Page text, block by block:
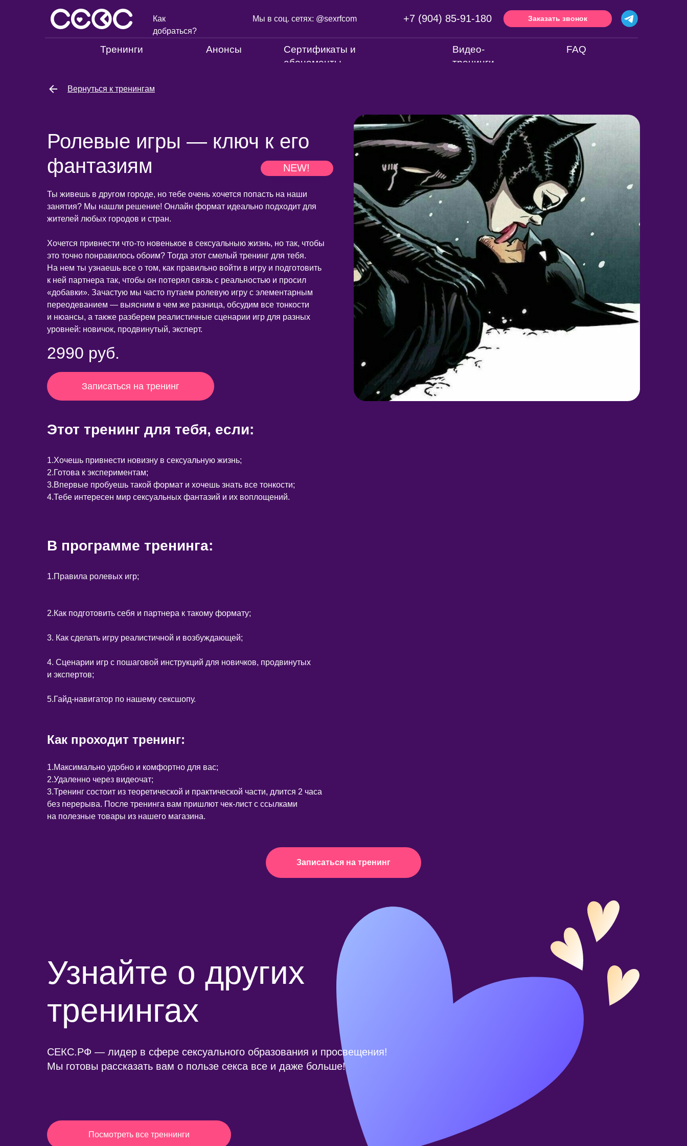
Заказать звонок
+7 (904) 85-91-180
Как
добраться?
Мы в соц. сетях: @sexrfcom
Тренинги
Видео-
тренинги
FAQ
Сертификаты и
абонементы
Анонсы
Вернуться к тренингам
Ролевые игры — ключ к его
фантазиям
Ты живешь в другом городе, но тебе очень хочется попасть на наши
занятия? Мы нашли решение! Онлайн формат идеально подходит для
жителей любых городов и стран.
Хочется привнести что-то новенькое в сексуальныю жизнь, но так, чтобы
это точно понравилось обоим? Тогда этот смелый тренинг для тебя.
На нем ты узнаешь все о том, как правильно войти в игру и подготовить
к ней партнера так, чтобы он потерял связь с реальностью и просил
«добавки». Зачастую мы часто путаем ролевую игру с элементарным
переодеванием — выясним в чем же разница, обсудим все тонкости
и нюансы, а также разберем реалистичные сценарии игр для разных
уровней: новичок, продвинутый, эксперт.
2990 руб.
Записаться на тренинг
NEW!
Этот тренинг для тебя, если:
1.Хочешь привнести новизну в сексуальную жизнь;
2.Готова к экспериментам;
3.Впервые пробуешь такой формат и хочешь знать все тонкости;
4.Тебе интересен мир сексуальных фантазий и их воплощений.
В программе тренинга:
1.Правила ролевых игр;
2.Как подготовить себя и партнера к такому формату;
3. Как сделать игру реалистичной и возбуждающей;
4. Сценарии игр с пошаговой инструкций для новичков, продвинутых
и экспертов;
5.Гайд-навигатор по нашему сексшопу.
Как проходит тренинг:
1.Максимально удобно и комфортно для вас;
2.Удаленно через видеочат;
3.Тренинг состоит из теоретической и практической части, длится 2 часа
без перерыва. После тренинга вам пришлют чек-лист с ссылками
на полезные товары из нашего магазина.
Записаться на тренинг
Посмотреть все треннинги
СЕКС.РФ — лидер в сфере сексуального образования и просвещения!
Мы готовы рассказать вам о пользе секса все и даже больше!
Узнайте о других
тренингах